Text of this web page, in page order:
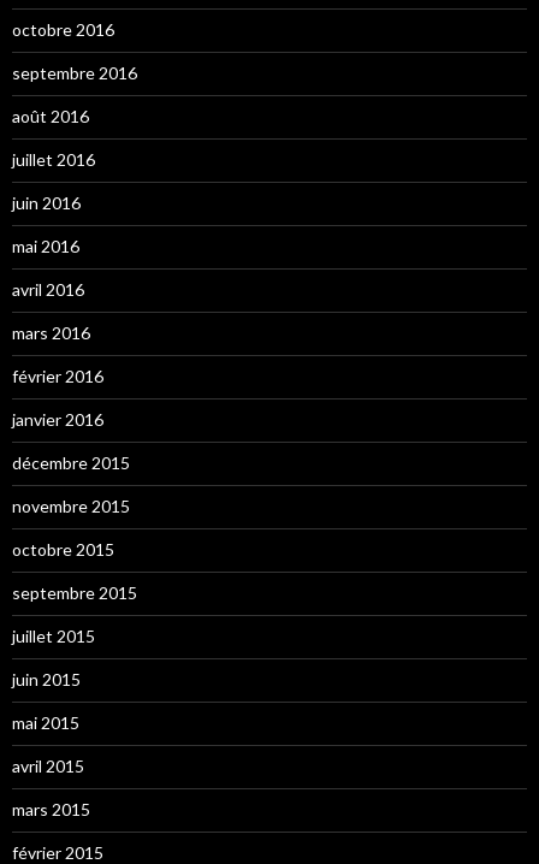
octobre 2016
septembre 2016
août 2016
juillet 2016
juin 2016
mai 2016
avril 2016
mars 2016
février 2016
janvier 2016
décembre 2015
novembre 2015
octobre 2015
septembre 2015
juillet 2015
juin 2015
mai 2015
avril 2015
mars 2015
février 2015